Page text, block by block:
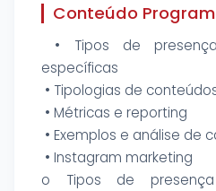
Conteúdo
• Tipos de
específicas
• Tipologias de
• Métricas e reporting
• Exemplos e análise de
• Instagram marketing
o Tipos de